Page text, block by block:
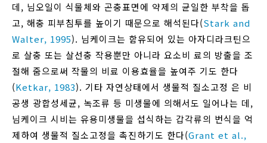
데, 님오일이 식물체와 곤충표면에 약제의 균일한 부착을 돕
고, 해충 피부침투를 높이기 때문으로 해석된다(Stark and
Walter, 1995). 님케이크는 함유되어 있는 아자디라크틴으
로 살충 또는 살선충 작용뿐만 아니라 요소비 료의 방출을 조
절해 줌으로써 작물의 비료 이용효율을 높여주 기도 한다
(Ketkar, 1983). 기타 자연상태에서 생물적 질소고정 은 비
공생 광합성세균, 녹조류 등 미생물에 의해서도 일어나는 데,
님케이크 시비는 유용미생물을 섭식하는 갑각류의 번식을 억
제하여 생물적 질소고정을 촉진하기도 한다(Grant et al.,